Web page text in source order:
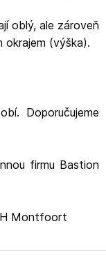
oblý, ale zároveň
(výška).
Doporučujeme
firmu Bastion
Montfoort